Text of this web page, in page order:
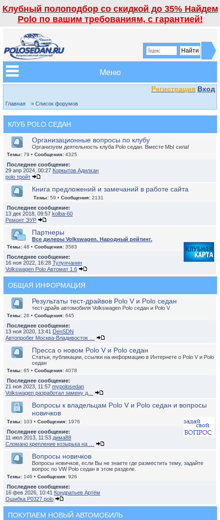
Клубный полоподбор со скидкой до 35% Найдем
Polo по вашим требованиям, с гарантией!
Меню
Регистрация Вход
Главная » Список форумов
КЛУБ POLO СЕДАН
Организационные вопросы по клубу
Организуем деятельность клуба Polo седан. Вместе МЫ сила!
Темы: 79 • Сообщения: 4325
Последнее сообщение:
29 апр 2024, 00:27 Коркытов Адилхан
polo тройт
Книга предложений и замечаний в работе сайта
Темы: 59 • Сообщения: 2131
Последнее сообщение:
13 дек 2018, 09:57 kolba-60
Ремонт ЭУР
Партнеры
Все дилеры Volkswagen. Народный рейтинг.
Темы: 48 • Сообщения: 3583
Последнее сообщение:
16 ноя 2022, 16:28 Тулунчанин
Volkswagen Polo Автомат 1.6
ОБЩАЯ ИНФОРМАЦИЯ
Результаты тест-драйвов Polo V и Polo седан
тест-драйв автомобиля Volkswagen Polo седан и Polo V
Темы: 26 • Сообщения: 645
Последнее сообщение:
13 ноя 2020, 13:41 DenSDN
Автопробег Москва-Владивосток …
Пресса о новом Polo V и Polo седан
Статьи, публикации, ссылки на информацию в Интернете о Polo V и Polo
седан
Темы: 65 • Сообщения: 4078
Последнее сообщение:
21 ноя 2023, 11:57 mypolosedan
Volkswagen разработал замену д…
Вопросы к владельцам Polo V и Polo седан и вопросы
новичков
Темы: 103 • Сообщения: 1976
Последнее сообщение:
11 июл 2013, 11:53 дима88
Сломано крепление козырька на …
Вопросы новичков
Вопросы новичков, если Вы не знаете где разместить тему, задайте
вопрос по VW Polo седан в этом разделе.
Темы: 146 • Сообщения: 926
Последнее сообщение:
16 фев 2026, 10:41 Кондратьев Артём
Ошибка P0327 polo
ПОКУПАЕМ НОВЫЙ АВТОМОБИЛЬ